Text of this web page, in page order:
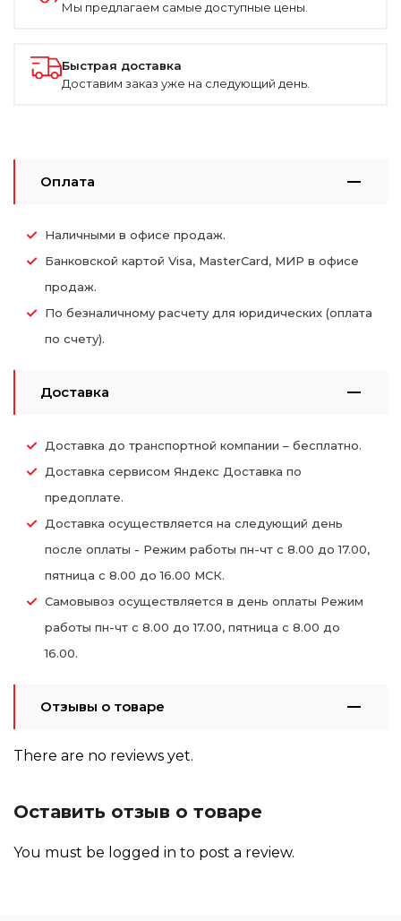
Мы предлагаем самые доступные цены.
Быстрая доставка
Доставим заказ уже на следующий день.
Оплата
Наличными в офисе продаж.
Банковской картой Visa, MasterCard, МИР в офисе
продаж.
По безналичному расчету для юридических (оплата
по счету).
Доставка
Доставка до транспортной компании – бесплатно.
Доставка сервисом Яндекс Доставка по
предоплате.
Доставка осуществляется на следующий день
после оплаты - Режим работы пн-чт с 8.00 до 17.00,
пятница с 8.00 до 16.00 МСК.
Самовывоз осуществляется в день оплаты Режим
работы пн-чт с 8.00 до 17.00, пятница с 8.00 до
16.00.
Отзывы о товаре
There are no reviews yet.
Оставить отзыв о товаре
You must be logged in to post a review.